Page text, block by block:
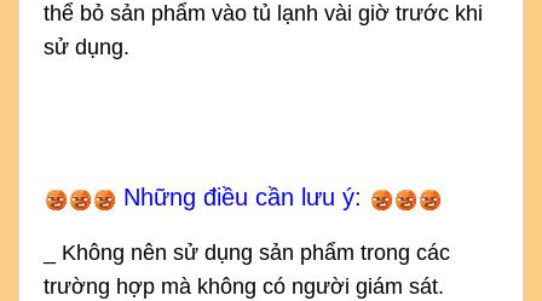
thể bỏ sản phẩm vào tủ lạnh vài giờ trước khi
sử dụng.
Những điều cần lưu ý:
_ Không nên sử dụng sản phẩm trong các
trường hợp mà không có người giám sát.